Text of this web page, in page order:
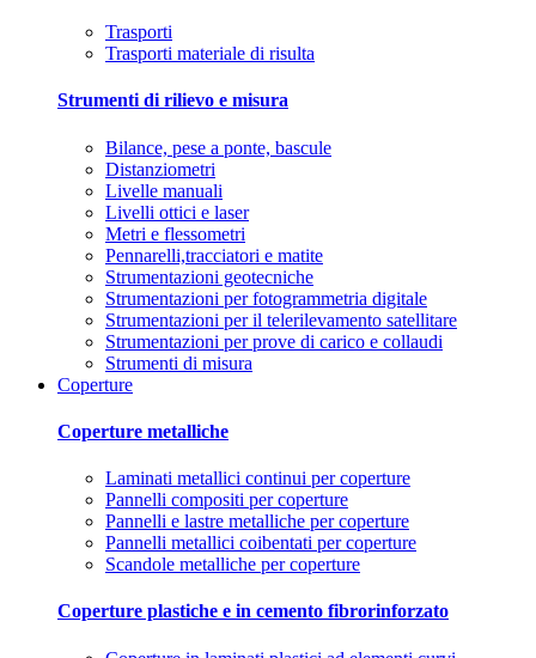
Trasporti
Trasporti materiale di risulta
Strumenti di rilievo e misura
Bilance, pese a ponte, bascule
Distanziometri
Livelle manuali
Livelli ottici e laser
Metri e flessometri
Pennarelli,tracciatori e matite
Strumentazioni geotecniche
Strumentazioni per fotogrammetria digitale
Strumentazioni per il telerilevamento satellitare
Strumentazioni per prove di carico e collaudi
Strumenti di misura
Coperture
Coperture metalliche
Laminati metallici continui per coperture
Pannelli compositi per coperture
Pannelli e lastre metalliche per coperture
Pannelli metallici coibentati per coperture
Scandole metalliche per coperture
Coperture plastiche e in cemento fibrorinforzato